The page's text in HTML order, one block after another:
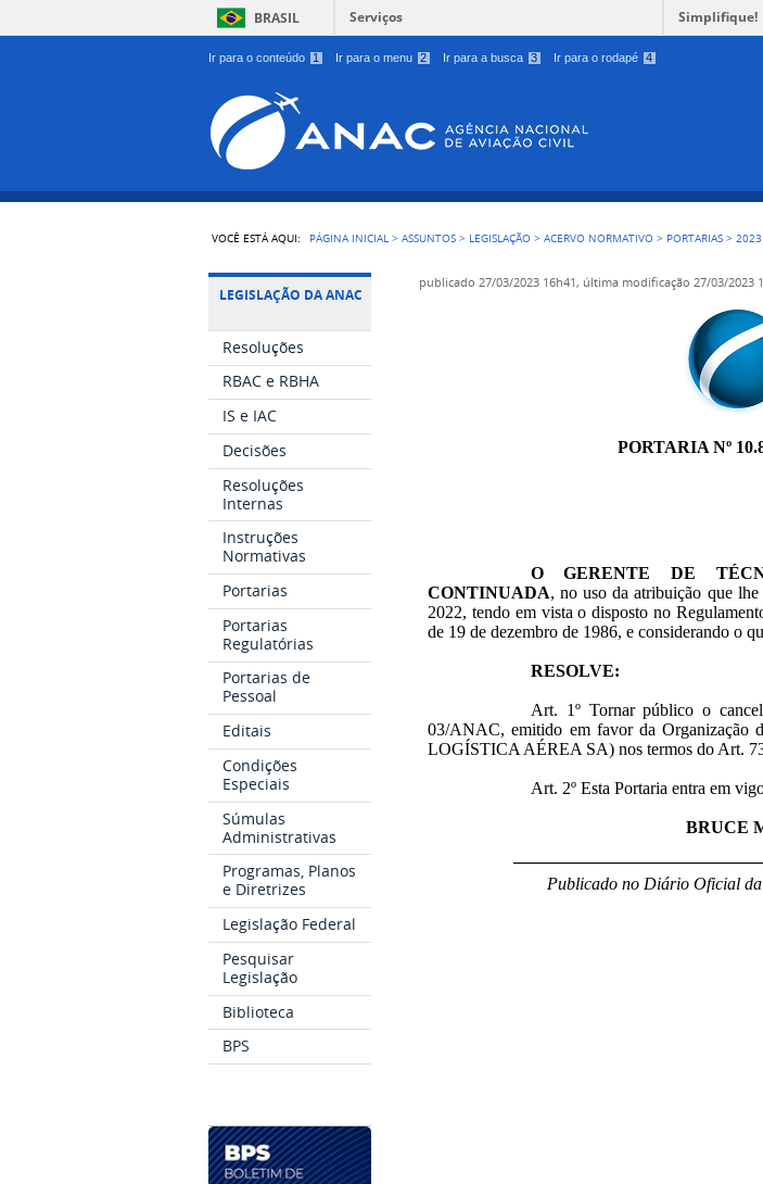
Ir para o conteúdo 1 Ir para o menu 2 Ir para a busca 3 Ir para o rodapé 4
BRASIL Serviços Simplifique!
VOCÊ ESTÁ AQUI: PÁGINA INICIAL >ASSUNTOS > LEGISLAÇÃO >ACERVO NORMATIVO > PORTARIAS >2023
LEGISLAÇÃO DA ANAC
Resoluções
RBAC e RBHA
IS e IAC
Decisões
Resoluções
Internas
Instruções
Normativas
Portarias
Portarias
Regulatórias
Portarias de
Pessoal
Editais
Condições
Especiais
Súmulas
Administrativas
Programas, Planos
e Diretrizes
Legislação Federal
Pesquisar
Legislação
Biblioteca
BPS
publicado 27/03/2023 16h41, última modificação 27/03/2023
PORTARIA Nº
O GERENTE DE
CONTINUADA, no uso da atribuição que
2022, tendo em vista o disposto no
de 19 de dezembro de 1986, e considerando o
RESOLVE:
Art. 1º Tornar público o
03/ANAC, emitido em favor da
LOGÍSTICA AÉREA SA) nos termos do Art.
Art. 2º Esta Portaria entra em
BRUCE
Publicado no Diário Oficial da